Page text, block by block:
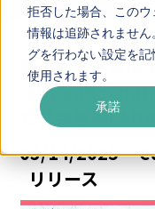
拒否した場合、この
情報は追跡されませ
グを行わない設定を
使用されます。
承諾
新潟大学「駅
「
た公衆無線
03/14/2025
リリース